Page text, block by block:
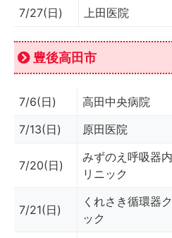
7/27(日)
上田医院
豊後高田市
7/6(日) 高田中央病院
7/13(日)
原田医院
7/20(日)
みずのえ呼吸器
リニック
7/21(日)
くれさき循環器
ック